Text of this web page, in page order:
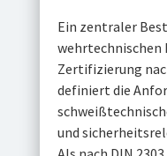
Ein zentraler
wehrtechnischen
Zertifizierung
definiert die
und